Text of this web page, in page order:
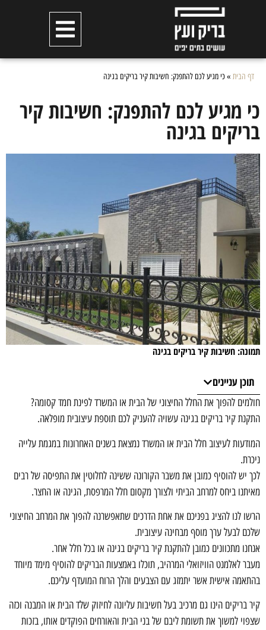
דף הבית» כי מגיע לכם להתפנק: חשיבות קיר בריקים בגינה
כי מגיע לכם להתפנק: חשיבות קיר
בריקים בגינה
תמונה: חשיבות קיר בריקים בגינה
תוכן עניינים
חולמים להפוך את החלל החיצוני של הבית או המשרד לפינת חמד קסומה?
התקנת קיר בריקים בגינה עשויה להעניק לכם תוספת עיצובית מופלאה.
המודעות לעיצוב חלל הבית או המשרד נמצאת בשנים האחרונות במגמת עלייה
ניכרת.
לכך יש להוסיף כמובן את משבר הקורונה ששינה לחלוטין את התפיסה של רבים
מאיתנו ביחס למרחב הביתי ולצורך מקסום חלל המרפסת, הגינה או החצר.
הרשו לנו להציג בפניכם את אחת הדרכים שתאפשרנה להפוך את המרחב החיצוני
שלכם לבעל ערך מוסף מבחינה עיצובית.
אנחנו מתכוונים כמובן להתקנת קיר בריקים בגינה או בכל חלל אחר.
מעבר לאלמנט הוויזואלי המרהיב, תוכלו באמצעות הבריקים להוסיף מימד מיוחד
בהתאמה אישית אשר יתמזג עם הצבעים והלך הרוח המועדף עליכם.
קיר בריקים הינו גם מרכיב בעל חשיבות עליונה לחיזוק שלד הבית או המבנה וכזה
שצפוי למשוך את תשומת ליבם של בני הבית והאורחים הפוקדים אותו, בזכות